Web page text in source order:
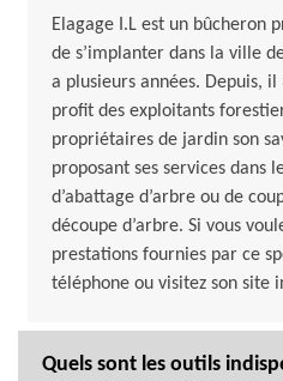
Elagage I.L est un bûcheron
de s’implanter dans la ville
a plusieurs années. Depuis,
profit des exploitants
propriétaires de jardin son
proposant ses services dans
d’abattage d’arbre ou de
découpe d’arbre. Si vous
prestations fournies par ce
téléphone ou visitez son site
Quels sont les outils